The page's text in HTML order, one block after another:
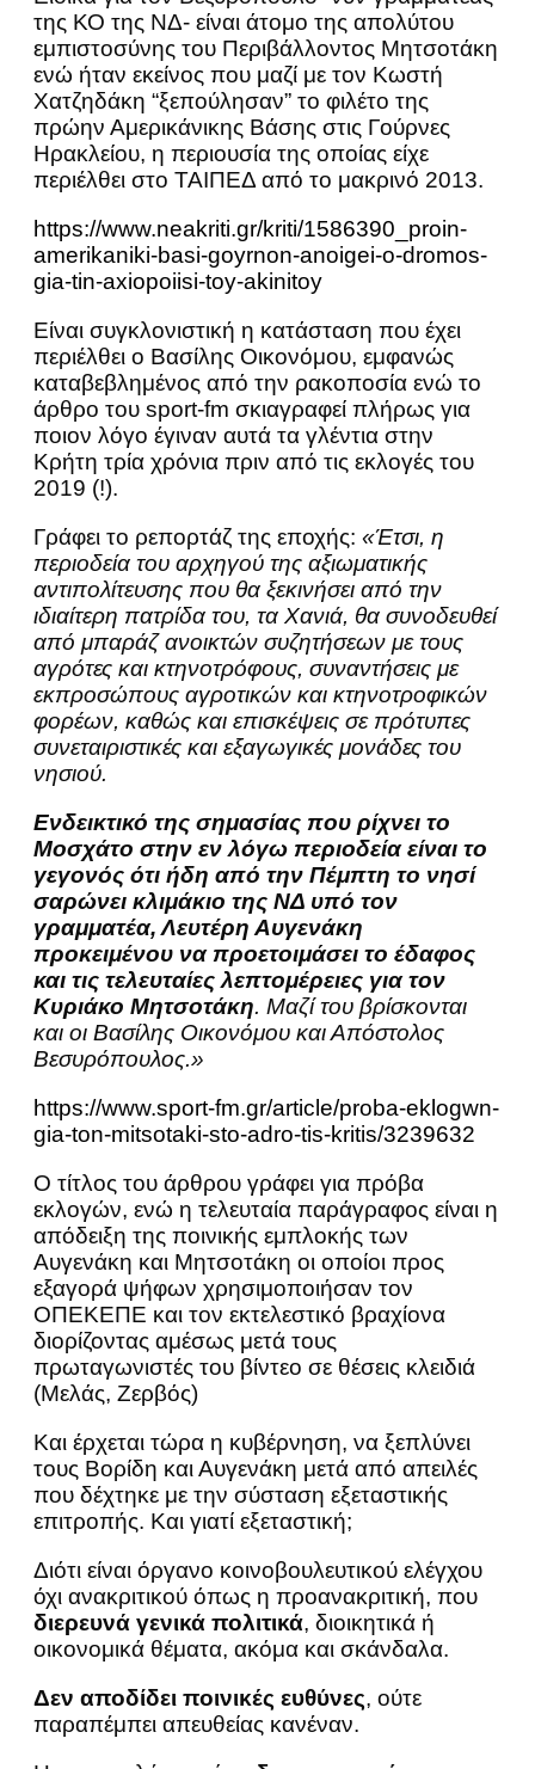
της ΚΟ της ΝΔ- είναι άτομο της απολύτου
εμπιστοσύνης του Περιβάλλοντος Μητσοτάκη
ενώ ήταν εκείνος που μαζί με τον Κωστή
Χατζηδάκη “ξεπούλησαν” το φιλέτο της
πρώην Αμερικάνικης Βάσης στις Γούρνες
Ηρακλείου, η περιουσία της οποίας είχε
περιέλθει στο ΤΑΙΠΕΔ από το μακρινό 2013.
https://www.neakriti.gr/kriti/1586390_proin-
amerikaniki-basi-goyrnon-anoigei-o-dromos-
gia-tin-axiopoiisi-toy-akinitoy
Είναι συγκλονιστική η κατάσταση που έχει
περιέλθει ο Βασίλης Οικονόμου, εμφανώς
καταβεβλημένος από την ρακοποσία ενώ το
άρθρο του sport-fm σκιαγραφεί πλήρως για
ποιον λόγο έγιναν αυτά τα γλέντια στην
Κρήτη τρία χρόνια πριν από τις εκλογές του
2019 (!).
Γράφει το ρεπορτάζ της εποχής: «Έτσι, η
περιοδεία του αρχηγού της αξιωματικής
αντιπολίτευσης που θα ξεκινήσει από την
ιδιαίτερη πατρίδα του, τα Χανιά, θα συνοδευθεί
από μπαράζ ανοικτών συζητήσεων με τους
αγρότες και κτηνοτρόφους, συναντήσεις με
εκπροσώπους αγροτικών και κτηνοτροφικών
φορέων, καθώς και επισκέψεις σε πρότυπες
συνεταιριστικές και εξαγωγικές μονάδες του
νησιού.
Ενδεικτικό της σημασίας που ρίχνει το
Μοσχάτο στην εν λόγω περιοδεία είναι το
γεγονός ότι ήδη από την Πέμπτη το νησί
σαρώνει κλιμάκιο της ΝΔ υπό τον
γραμματέα, Λευτέρη Αυγενάκη
προκειμένου να προετοιμάσει το έδαφος
και τις τελευταίες λεπτομέρειες για τον
Κυριάκο Μητσοτάκη. Μαζί του βρίσκονται
και οι Βασίλης Οικονόμου και Απόστολος
Βεσυρόπουλος.»
https://www.sport-fm.gr/article/proba-eklogwn-
gia-ton-mitsotaki-sto-adro-tis-kritis/3239632
Ο τίτλος του άρθρου γράφει για πρόβα
εκλογών, ενώ η τελευταία παράγραφος είναι η
απόδειξη της ποινικής εμπλοκής των
Αυγενάκη και Μητσοτάκη οι οποίοι προς
εξαγορά ψήφων χρησιμοποιήσαν τον
ΟΠΕΚΕΠΕ και τον εκτελεστικό βραχίονα
διορίζοντας αμέσως μετά τους
πρωταγωνιστές του βίντεο σε θέσεις κλειδιά
(Μελάς, Ζερβός)
Kαι έρχεται τώρα η κυβέρνηση, να ξεπλύνει
τους Βορίδη και Αυγενάκη μετά από απειλές
που δέχτηκε με την σύσταση εξεταστικής
επιτροπής. Και γιατί εξεταστική;
Διότι είναι όργανο κοινοβουλευτικού ελέγχου
όχι ανακριτικού όπως η προανακριτική, που
διερευνά γενικά πολιτικά, διοικητικά ή
οικονομικά θέματα, ακόμα και σκάνδαλα.
Δεν αποδίδει ποινικές ευθύνες, ούτε
παραπέμπει απευθείας κανέναν.